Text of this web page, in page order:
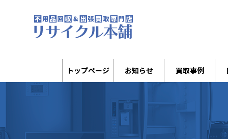
トップページ お知らせ 買取事例